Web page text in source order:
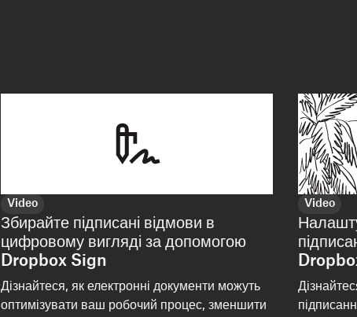
Video
Збирайте підписані відмови в
цифровому вигляді за допомогою
Dropbox Sign
Дізнайтеся, як електронні документи можуть
оптимізувати ваш робочий процес, зменшити
Video